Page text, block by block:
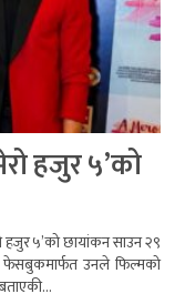
हजुर ५’को
हजुर ५’को छायांकन साउन २९
फेसबुकमार्फत उनले फिल्मको